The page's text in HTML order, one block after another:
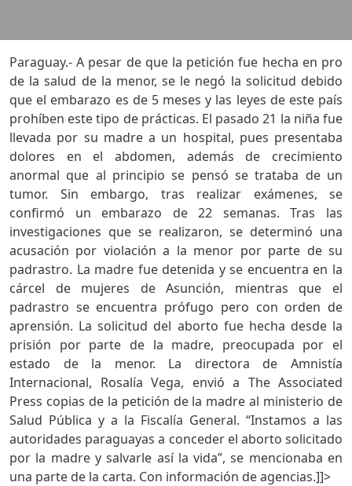
Paraguay.- A pesar de que la petición fue hecha en pro
de la salud de la menor, se le negó la solicitud debido
que el embarazo es de 5 meses y las leyes de este país
prohíben este tipo de prácticas. El pasado 21 la niña fue
llevada por su madre a un hospital, pues presentaba
dolores en el abdomen, además de crecimiento
anormal que al principio se pensó se trataba de un
tumor. Sin embargo, tras realizar exámenes, se
confirmó un embarazo de 22 semanas. Tras las
investigaciones que se realizaron, se determinó una
acusación por violación a la menor por parte de su
padrastro. La madre fue detenida y se encuentra en la
cárcel de mujeres de Asunción, mientras que el
padrastro se encuentra prófugo pero con orden de
aprensión. La solicitud del aborto fue hecha desde la
prisión por parte de la madre, preocupada por el
estado de la menor. La directora de Amnistía
Internacional, Rosalía Vega, envió a The Associated
Press copias de la petición de la madre al ministerio de
Salud Pública y a la Fiscalía General. “Instamos a las
autoridades paraguayas a conceder el aborto solicitado
por la madre y salvarle así la vida”, se mencionaba en
una parte de la carta. Con información de agencias.]]>